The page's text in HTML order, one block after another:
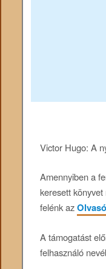
Victor Hugo: A
Amennyiben a
keresett
felénk az
A támogatást
felhasználó